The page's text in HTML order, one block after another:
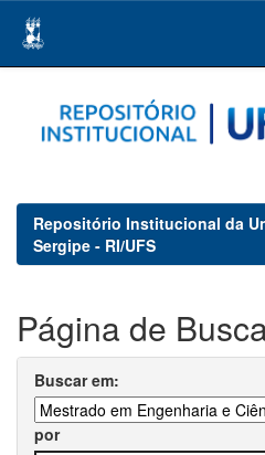
navigation
Repositório Institucional da
Sergipe - RI/UFS
Página de
Buscar em:
por